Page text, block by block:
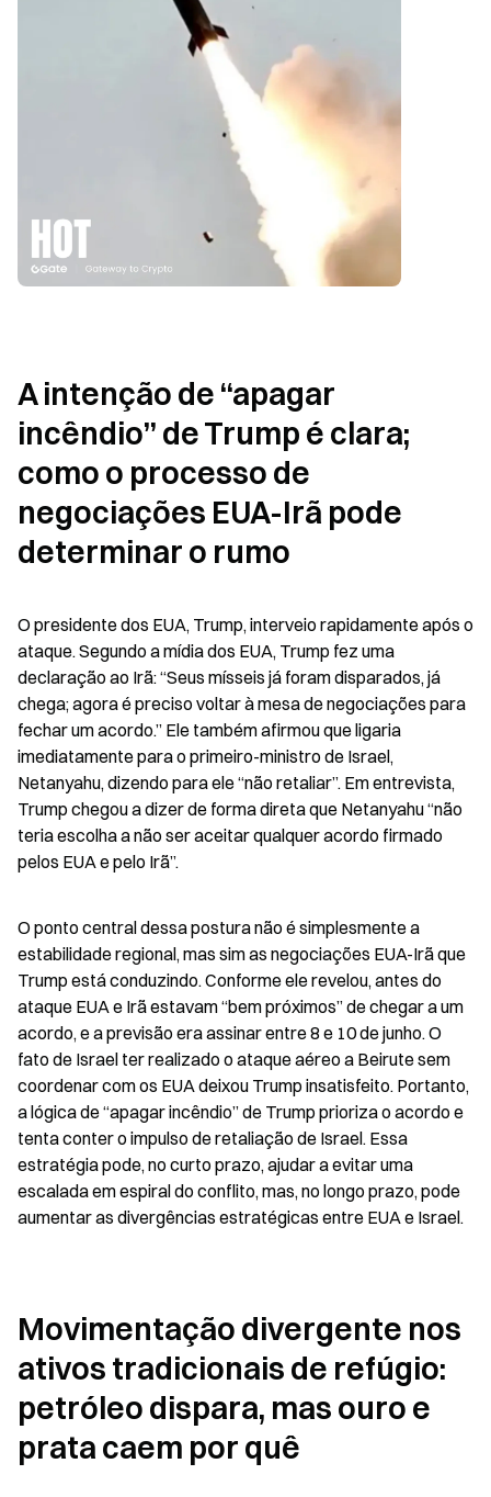
A intenção de “apagar
incêndio” de Trump é clara;
como o processo de
negociações EUA-Irã pode
determinar o rumo
O presidente dos EUA, Trump, interveio rapidamente após o
ataque. Segundo a mídia dos EUA, Trump fez uma
declaração ao Irã: “Seus mísseis já foram disparados, já
chega; agora é preciso voltar à mesa de negociações para
fechar um acordo.” Ele também afirmou que ligaria
imediatamente para o primeiro-ministro de Israel,
Netanyahu, dizendo para ele “não retaliar”. Em entrevista,
Trump chegou a dizer de forma direta que Netanyahu “não
teria escolha a não ser aceitar qualquer acordo firmado
pelos EUA e pelo Irã”.
O ponto central dessa postura não é simplesmente a
estabilidade regional, mas sim as negociações EUA-Irã que
Trump está conduzindo. Conforme ele revelou, antes do
ataque EUA e Irã estavam “bem próximos” de chegar a um
acordo, e a previsão era assinar entre 8 e 10 de junho. O
fato de Israel ter realizado o ataque aéreo a Beirute sem
coordenar com os EUA deixou Trump insatisfeito. Portanto,
a lógica de “apagar incêndio” de Trump prioriza o acordo e
tenta conter o impulso de retaliação de Israel. Essa
estratégia pode, no curto prazo, ajudar a evitar uma
escalada em espiral do conflito, mas, no longo prazo, pode
aumentar as divergências estratégicas entre EUA e Israel.
Movimentação divergente nos
ativos tradicionais de refúgio:
petróleo dispara, mas ouro e
prata caem por quê